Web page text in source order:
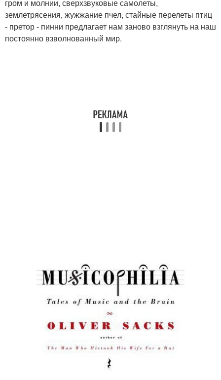
гром и молнии, сверхзвуковые самолеты,
землетрясения, жужжание пчел, стайные перелеты птиц
- претор - пинни предлагает нам заново взглянуть на наш
постоянно взволнованный мир.